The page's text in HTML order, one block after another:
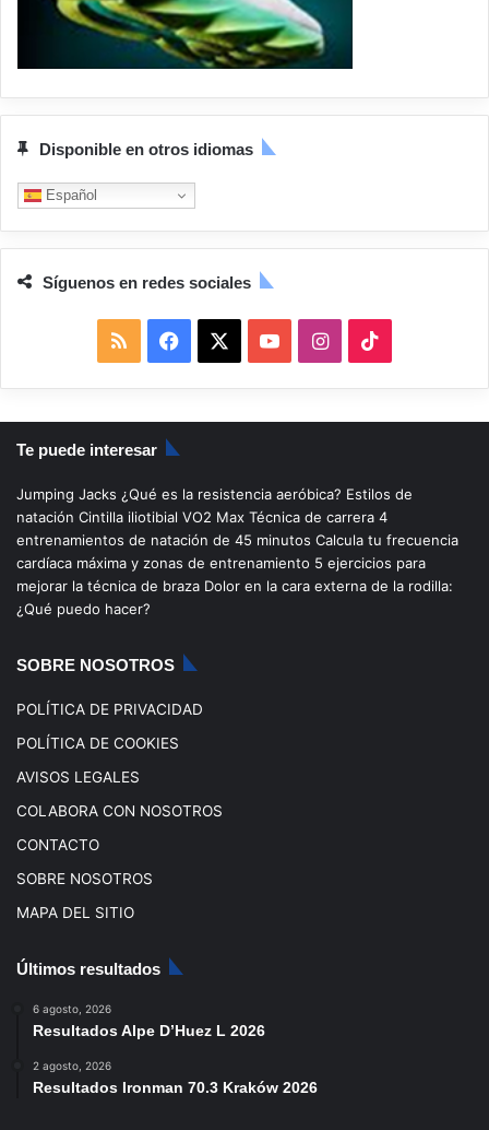
Disponible en otros idiomas
Español
Síguenos en redes sociales
S
S
a
c
b
o
o
u
u
b
I
n
s
a
g
i
k
o
k
Te puede interesar
Jumping Jacks ¿Qué es la resistencia aeróbica? Estilos de
natación Cintilla iliotibial VO2 Max Técnica de carrera 4
entrenamientos de natación de 45 minutos Calcula tu frecuencia
cardíaca máxima y zonas de entrenamiento 5 ejercicios para
mejorar la técnica de braza Dolor en la cara externa de la rodilla:
¿Qué puedo hacer?
SOBRE NOSOTROS
POLÍTICA DE PRIVACIDAD
POLÍTICA DE COOKIES
AVISOS LEGALES
COLABORA CON NOSOTROS
CONTACTO
SOBRE NOSOTROS
MAPA DEL SITIO
Últimos resultados
6 agosto, 2026
Resultados Alpe D’Huez L 2026
2 agosto, 2026
Resultados Ironman 70.3 Kraków 2026